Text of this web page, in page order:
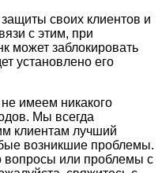
своих клиентов и
с этим, при
может заблокировать
установлено его
имеем никакого
Мы всегда
клиентам лучший
возникшие проблемы.
вопросы или проблемы с